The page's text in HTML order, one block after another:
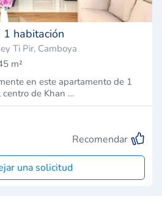
habitación
Ti Pir, Camboya
m²
en este apartamento de 1
centro de Khan …
Recomendar
una solicitud